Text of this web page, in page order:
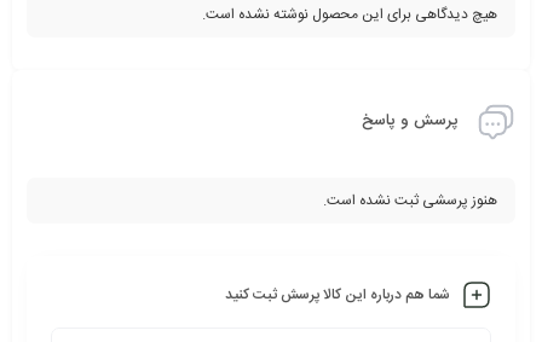
هیچ دیدگاهی برای این محصول نوشته نشده است.
پرسش و پاسخ
هنوز پرسشی ثبت نشده است.
شما هم درباره این کالا پرسش ثبت کنید